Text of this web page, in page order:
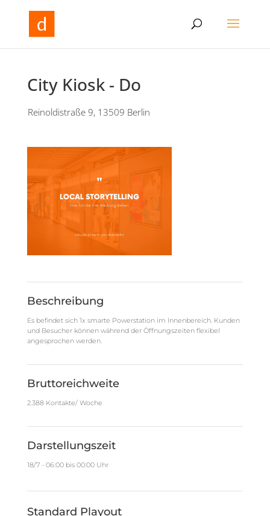
City Kiosk - Do
Reinoldistraße 9, 13509 Berlin
Beschreibung
Es befindet sich 1x smarte Powerstation im Innenbereich. Kunden
und Besucher können während der Öffnungszeiten flexibel
angesprochen werden.
Bruttoreichweite
2.388 Kontakte/ Woche
Darstellungszeit
18/7 - 06:00 bis 00:00 Uhr
Standard Playout